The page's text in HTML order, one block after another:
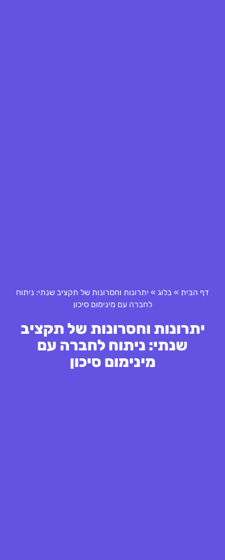
דף הבית » בלוג » יתרונות וחסרונות של תקציב שנתי: ניתוח
לחברה עם מינימום סיכון
יתרונות וחסרונות של תקציב
שנתי: ניתוח לחברה עם
מינימום סיכון